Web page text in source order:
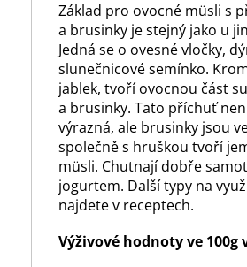
Základ pro ovocné müsli s
a brusinky je stejný jako u
Jedná se o ovesné vločky,
slunečnicové semínko.
jablek, tvoří ovocnou část
a brusinky. Tato příchuť
výrazná, ale brusinky jsou
společně s hruškou tvoří
müsli. Chutnají dobře
jogurtem. Další typy na
najdete v receptech.
Výživové hodnoty ve 100g